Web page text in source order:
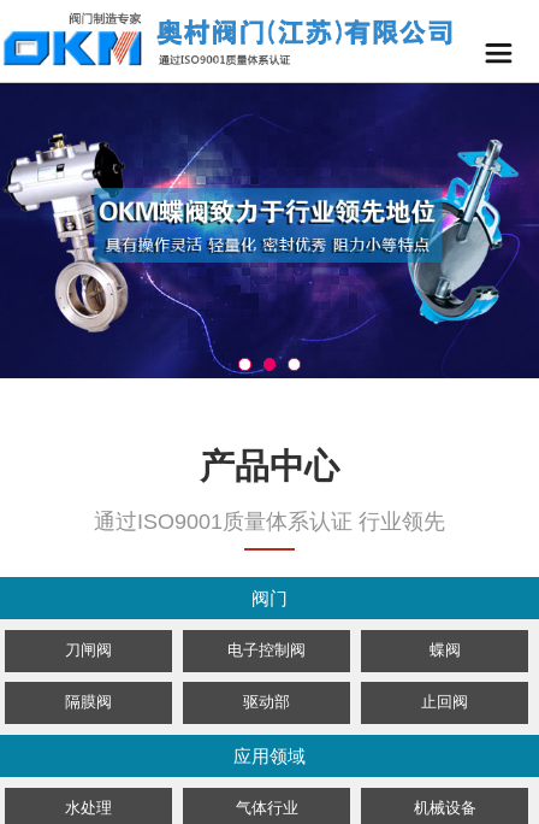
产品中心
通过ISO9001质量体系认证 行业领先
阀门
刀闸阀 电子控制阀 蝶阀
隔膜阀 驱动部 止回阀
应用领域
水处理 气体行业 机械设备